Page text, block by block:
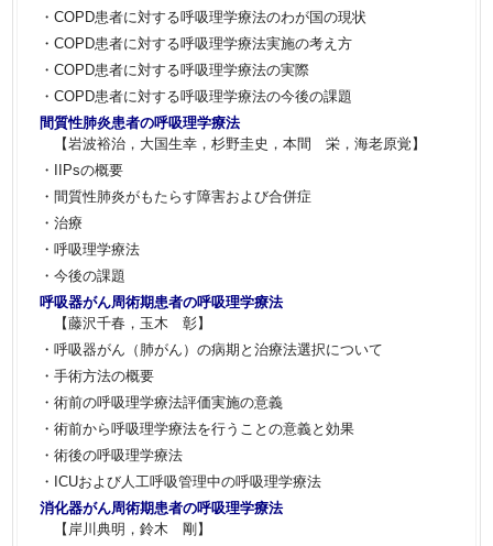
・COPD患者に対する呼吸理学療法のわが国の現状
・COPD患者に対する呼吸理学療法実施の考え方
・COPD患者に対する呼吸理学療法の実際
・COPD患者に対する呼吸理学療法の今後の課題
間質性肺炎患者の呼吸理学療法
【岩波裕治，大国生幸，杉野圭史，本間 栄，海老原覚】
・IIPsの概要
・間質性肺炎がもたらす障害および合併症
・治療
・呼吸理学療法
・今後の課題
呼吸器がん周術期患者の呼吸理学療法
【藤沢千春，玉木 彰】
・呼吸器がん（肺がん）の病期と治療法選択について
・手術方法の概要
・術前の呼吸理学療法評価実施の意義
・術前から呼吸理学療法を行うことの意義と効果
・術後の呼吸理学療法
・ICUおよび人工呼吸管理中の呼吸理学療法
消化器がん周術期患者の呼吸理学療法
【岸川典明，鈴木 剛】